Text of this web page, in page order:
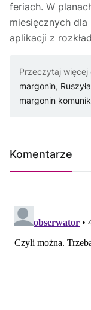
feriach. W
miesięcznych
aplikacji z
Przeczytaj więcej
margonin,
margonin
Komentarze